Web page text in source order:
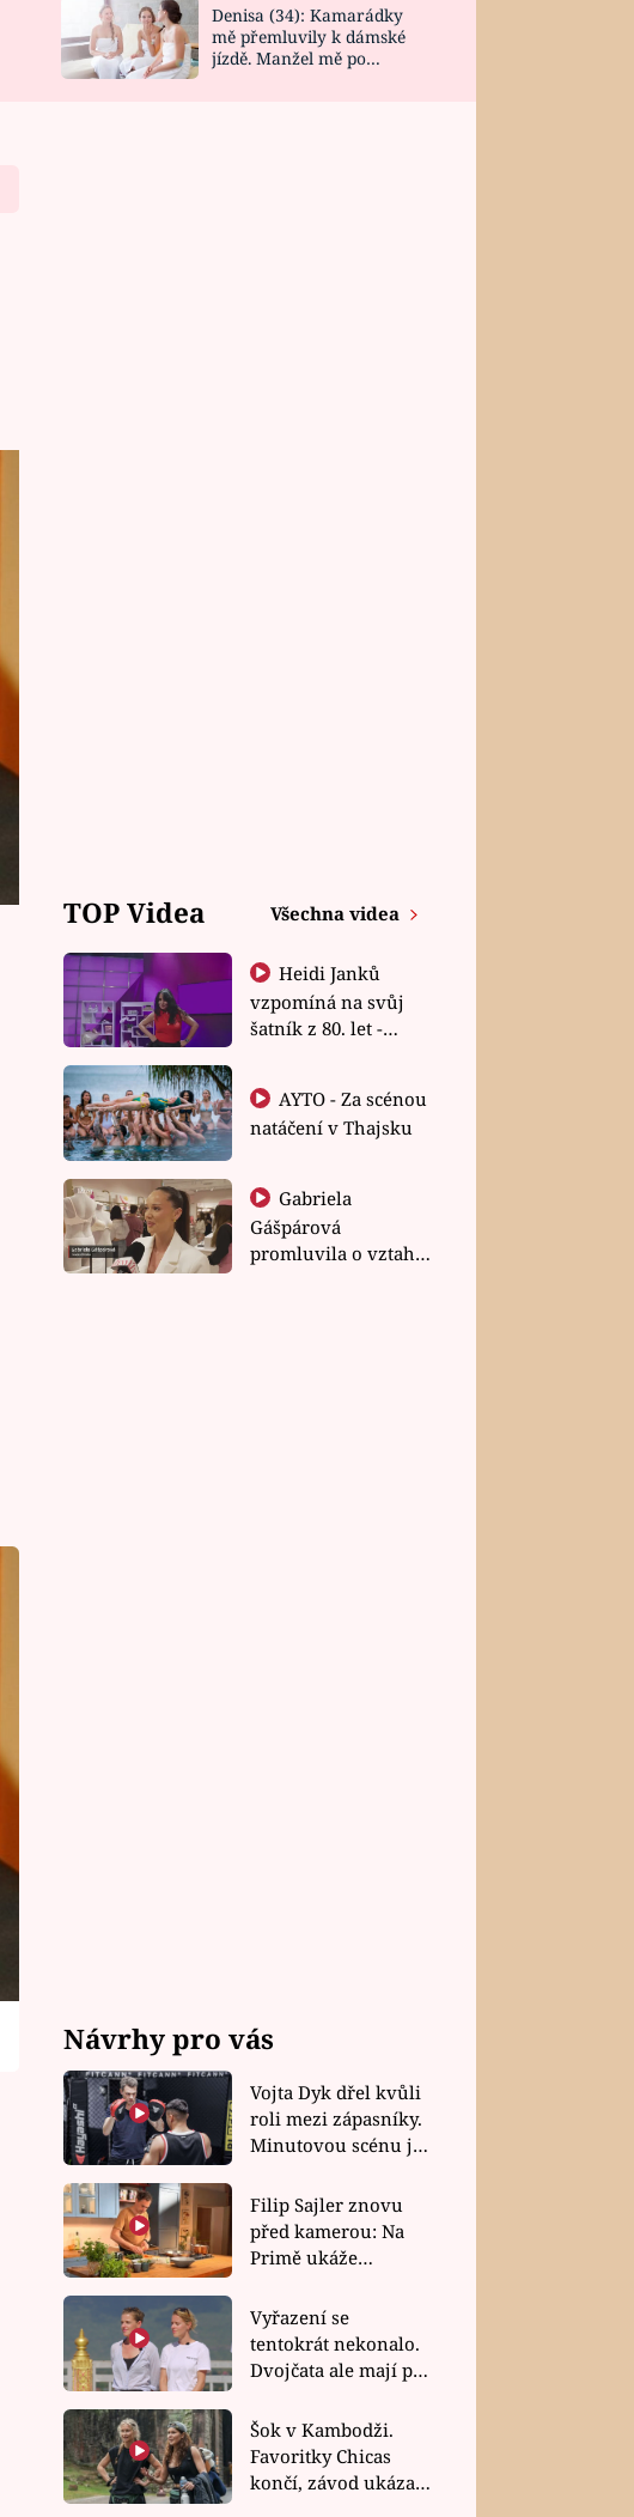
DESIGN
Denisa (34): Kamarádky
mě přemluvily k dámské
jízdě. Manžel mě po
TOP Videa Všechna videa
Heidi Janků
vzpomíná na svůj
šatník z 80. let -
natáčení v Thajsku
Gabriela
Gášpárová
promluvila o vztahu
Návrhy pro vás
Vojta Dyk dřel kvůli
roli mezi zápasníky.
Minutovou scénu jel
Filip Sajler znovu
před kamerou: Na
Primě ukáže
rychlé recepty
Vyřazení se
tentokrát nekonalo.
Dvojčata ale mají po
závodu nůž na krku
Šok v Kambodži.
Favoritky Chicas
končí, závod ukázal